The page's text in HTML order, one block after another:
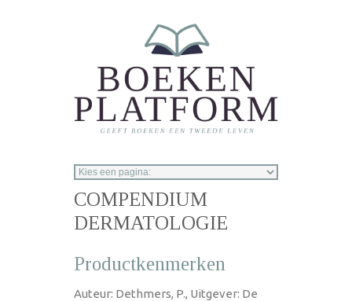
COMPENDIUM
DERMATOLOGIE
Productkenmerken
Auteur: Dethmers, P., Uitgever: De